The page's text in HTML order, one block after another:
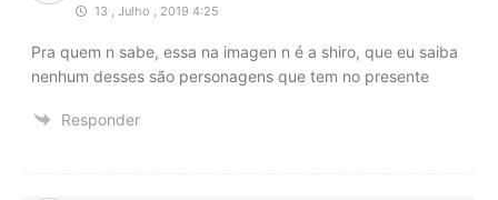
13 , Julho , 2019 4:25
Pra quem n sabe, essa na imagen n é a shiro, que eu saiba
nenhum desses são personagens que tem no presente
Responder